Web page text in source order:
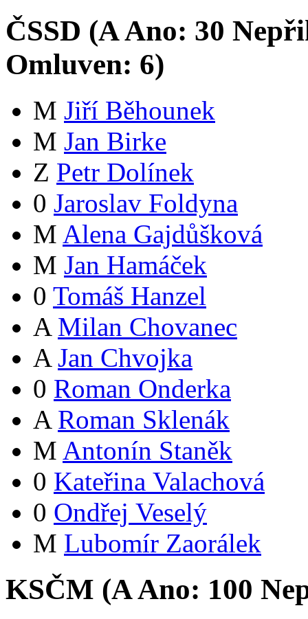
ČSSD (AAno: 30
Omluven: 6)
M Jiří Běhounek
M Jan Birke
Z Petr Dolínek
0 Jaroslav Foldyna
M Alena Gajdůšková
M Jan Hamáček
0 Tomáš Hanzel
A Milan Chovanec
A Jan Chvojka
0 Roman Onderka
A Roman Sklenák
M Antonín Staněk
0 Kateřina Valachová
0 Ondřej Veselý
M Lubomír Zaorálek
KSČM (AAno: 100